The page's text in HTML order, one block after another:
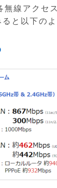
無線アクセ
と以下のよ